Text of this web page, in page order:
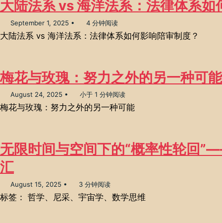
大陆法系 vs 海洋法系：法律体系如
September 1, 2025 4 分钟阅读
大陆法系 vs 海洋法系：法律体系如何影响陪审制度？
梅花与玫瑰：努力之外的另一种可能
August 24, 2025 小于 1 分钟阅读
梅花与玫瑰：努力之外的另一种可能
无限时间与空间下的“概率性轮回
汇
August 15, 2025 3 分钟阅读
标签： 哲学、尼采、宇宙学、数学思维